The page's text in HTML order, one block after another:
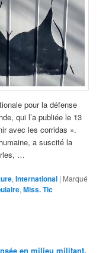
pour la défense
qui l’a publiée le 13
avec les corridas ».
a suscité la
…
,International | Marqué
,Miss. Tic
en milieu militant,